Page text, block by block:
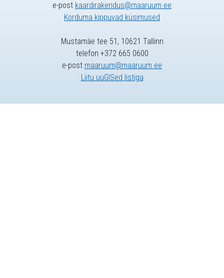
e-post kaardirakendus@maaruum.ee
Korduma kippuvad küsimused
Mustamäe tee 51, 10621 Tallinn
telefon +372 665 0600
e-post maaruum@maaruum.ee
Liitu uuGISed listiga